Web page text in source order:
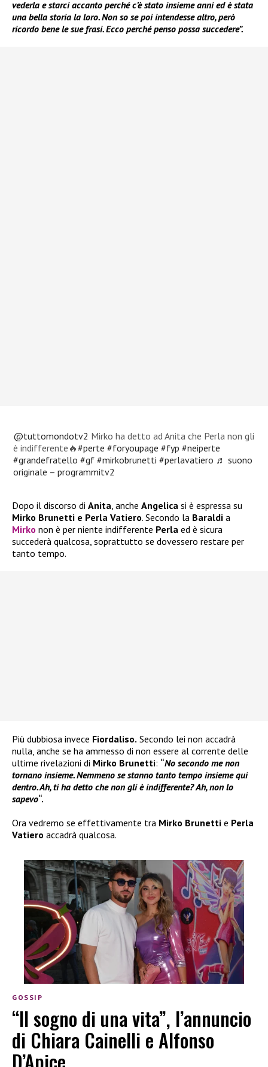
vederla e starci accanto perché c’è stato insieme anni ed è stata
una bella storia la loro. Non so se poi intendesse altro, però
ricordo bene le sue frasi. Ecco perché penso possa succedere”.
@tuttomondotv2 Mirko ha detto ad Anita che Perla non gli
è indifferente🔥#perte #foryoupage #fyp #neiperte
#grandefratello #gf #mirkobrunetti #perlavatiero ♬ suono
originale – programmitv2
Dopo il discorso di Anita , anche Angelica si è espressa su
Mirko Brunetti e Perla Vatiero. Secondo la Baraldi a
Mirko non è per niente indifferente Perla ed è sicura
succederà qualcosa, soprattutto se dovessero restare per
tanto tempo.
Più dubbiosa invece Fiordaliso. Secondo lei non accadrà
nulla, anche se ha ammesso di non essere al corrente delle
ultime rivelazioni di Mirko Brunetti: “No secondo me non
tornano insieme. Nemmeno se stanno tanto tempo insieme qui
dentro. Ah, ti ha detto che non gli è indifferente? Ah, non lo
sapevo“.
Ora vedremo se effettivamente tra Mirko Brunetti e Perla
Vatiero accadrà qualcosa.
GOSSIP
“Il sogno di una vita”, l’annuncio
di Chiara Cainelli e Alfonso
D’Apice